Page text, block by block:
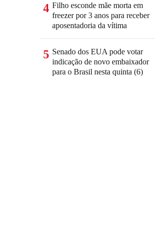
4 Filho esconde mãe morta em
freezer por 3 anos para receber
aposentadoria da vítima
5 Senado dos EUA pode votar
indicação de novo embaixador
para o Brasil nesta quinta (6)